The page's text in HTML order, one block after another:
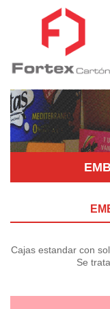
Cajas estandar con
Se